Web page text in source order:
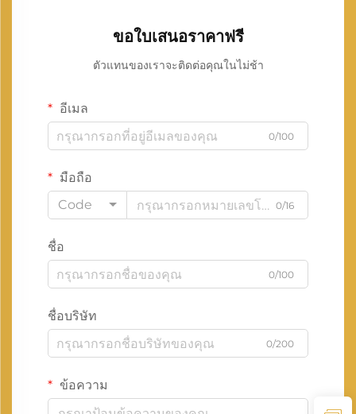
ขอใบเสนอราคาฟรี
ตัวแทนของเราจะติดต่อคุณในไม่ช้า
อีเมล
0/100
มือถือ
Code
0/16
ชื่อ
0/100
ชื่อบริษัท
0/200
ข้อความ